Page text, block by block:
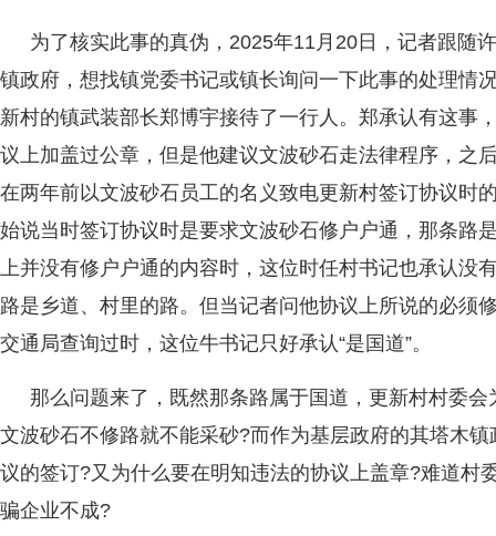
为了核实此事的真伪，2025年11月20日，记者跟随
镇政府，想找镇党委书记或镇长询问一下此事的处理情
新村的镇武装部长郑博宇接待了一行人。郑承认有这事
议上加盖过公章，但是他建议文波砂石走法律程序，之
在两年前以文波砂石员工的名义致电更新村签订协议时
始说当时签订协议时是要求文波砂石修户户通，那条路
上并没有修户户通的内容时，这位时任村书记也承认没
路是乡道、村里的路。但当记者问他协议上所说的必须
交通局查询过时，这位牛书记只好承认“是国道”。
那么问题来了，既然那条路属于国道，更新村村委
文波砂石不修路就不能采砂?而作为基层政府的其塔木
议的签订?又为什么要在明知违法的协议上盖章?难道村
骗企业不成?